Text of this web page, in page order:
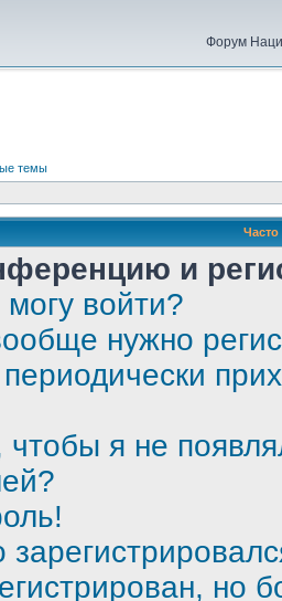
Форум
темы
и
войти?
нужно
чтобы я не
но